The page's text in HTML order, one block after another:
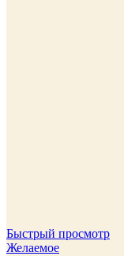
Быстрый просмотр
Желаемое